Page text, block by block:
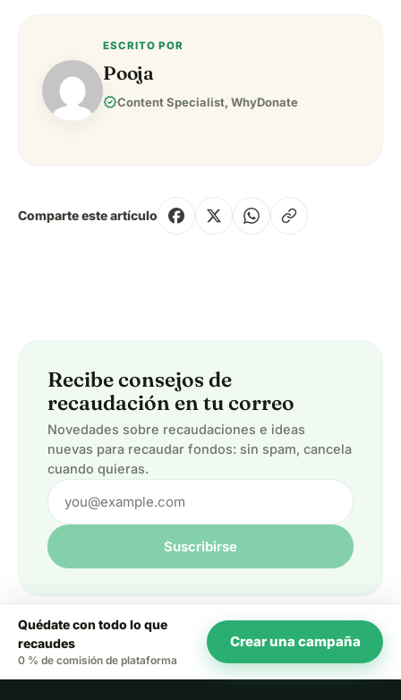
ESCRITO POR
Pooja
verifiedContent Specialist, WhyDonate
Comparte este artículo
Recibe consejos de
recaudación en tu correo
Novedades sobre recaudaciones e ideas
nuevas para recaudar fondos: sin spam, cancela
cuando quieras.
Suscribirse
Quédate con todo lo que
recaudes
0 % de comisión de plataforma
Crear una campaña